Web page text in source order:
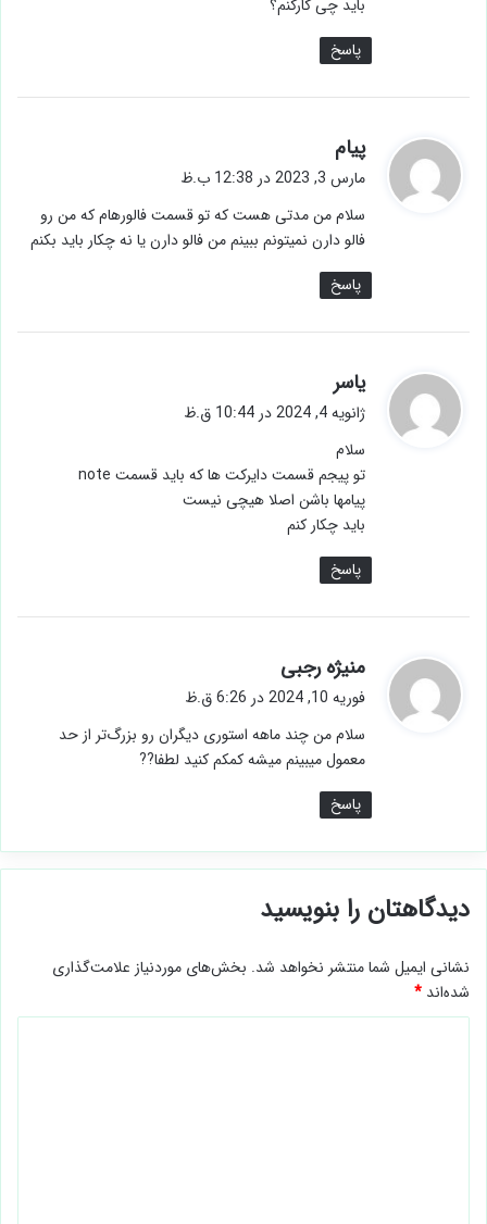
پاسخ
پیام
ت
:
مارس 3, 2023 در 12:38 ب.ظ
سلام من مدتی هست که تو قسمت فالورهام که من رو
فالو دارن نمیتونم ببینم من فالو دارن یا نه چکار باید بکنم
پاسخ
یاسر
ف
ت
ژانویه 4, 2024 در 10:44 ق.ظ
سلام
تو پیجم قسمت دایرکت ها که باید قسمت note
پیامها باشن اصلا هیچی نیست
باید چکار کنم
پاسخ
منیژه رجبی
ت
:
فوریه 10, 2024 در 6:26 ق.ظ
سلام من چند ماهه استوری دیگران رو بزرگ‌تر از حد
معمول میبینم میشه کمکم کنید لطفا??
پاسخ
دیدگاهتان را بنویسید
نشانی ایمیل شما منتشر نخواهد شد.
بخش‌های موردنیاز علامت‌گذاری
شده‌اند*
د